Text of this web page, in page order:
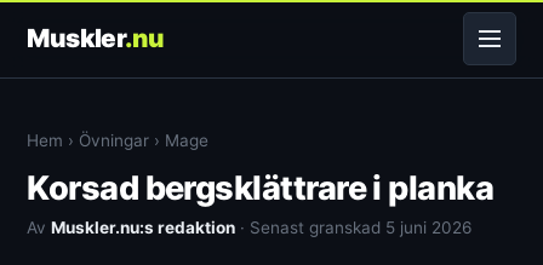
Muskler.nu
Hem › Övningar › Mage
Korsad bergsklättrare i planka
AvMuskler.nu:s redaktion · Senast granskad 5 juni 2026